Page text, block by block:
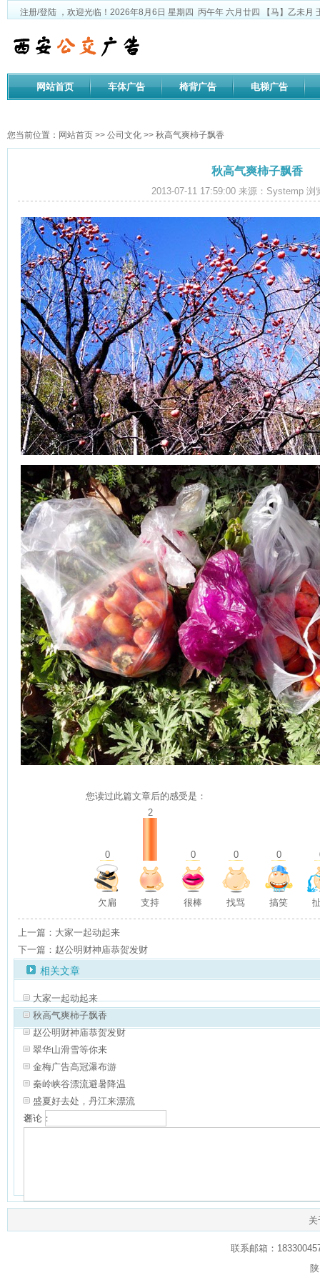
注册/登陆 ，欢迎光临！ 2026年8月6日 星期四 丙午年 六月廿四 【马】乙未月
网站首页 车体广告 椅背广告 电梯广告
您当前位置： 网站首页 >> 公司文化 >> 秋高气爽柿子飘香
秋高气爽柿子飘香
2013-07-11 17:59:00 来源：Systemp 浏
您读过此篇文章后的感受是：
0
2
0 0 0
欠扁 支持 很棒 找骂 搞笑
上一篇：大家一起动起来
下一篇：赵公明财神庙恭贺发财
相关文章
大家一起动起来
秋高气爽柿子飘香
赵公明财神庙恭贺发财
翠华山滑雪等你来
金梅广告高冠瀑布游
秦岭峡谷漂流避暑降温
盛夏好去处，丹江来漂流
名：
评论：
联系邮箱：